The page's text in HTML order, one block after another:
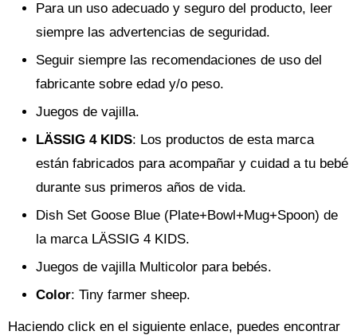
Para un uso adecuado y seguro del producto, leer
siempre las advertencias de seguridad.
Seguir siempre las recomendaciones de uso del
fabricante sobre edad y/o peso.
Juegos de vajilla.
LÄSSIG 4 KIDS: Los productos de esta marca
están fabricados para acompañar y cuidad a tu bebé
durante sus primeros años de vida.
Dish Set Goose Blue (Plate+Bowl+Mug+Spoon) de
la marca LÄSSIG 4 KIDS.
Juegos de vajilla Multicolor para bebés.
Color: Tiny farmer sheep.
Haciendo click en el siguiente enlace, puedes encontrar